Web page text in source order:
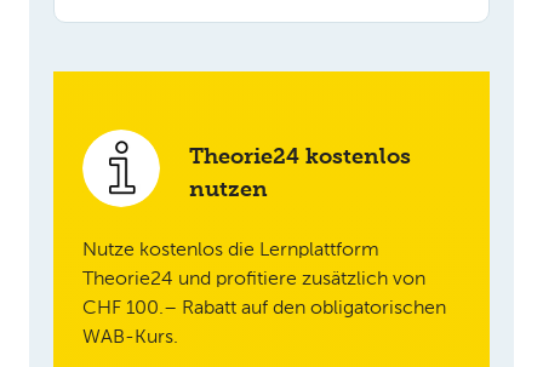
Theorie24 kostenlos
nutzen
Nutze kostenlos die Lernplattform
Theorie24 und profitiere zusätzlich von
CHF 100.– Rabatt auf den obligatorischen
WAB-Kurs.